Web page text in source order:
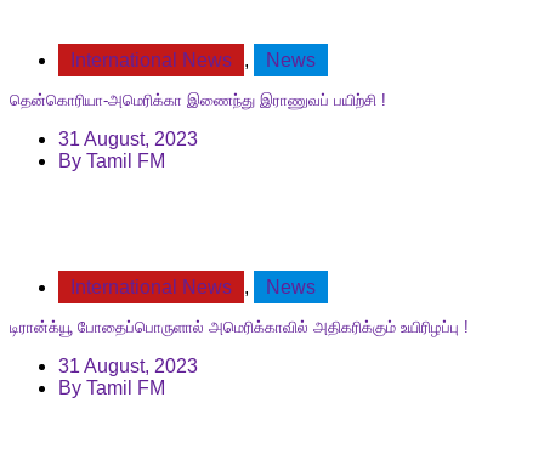
International News , News
தென்கொரியா-அமெரிக்கா இணைந்து இராணுவப் பயிற்சி !
31 August, 2023
By Tamil FM
International News , News
டிரான்க்யூ போதைப்பொருளால் அமெரிக்காவில் அதிகரிக்கும் உயிரிழப்பு !
31 August, 2023
By Tamil FM